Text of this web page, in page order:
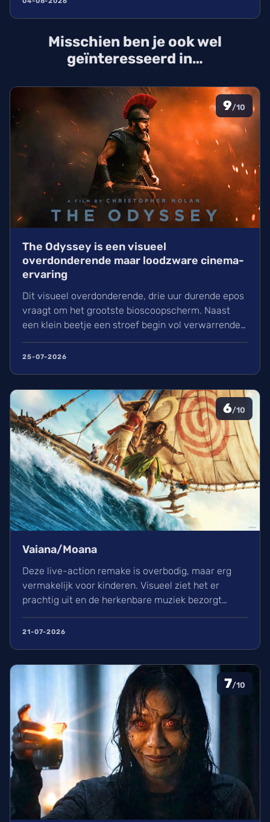
IMAX-release.
Misschien ben je ook wel
geïnteresseerd in…
9/10
The Odyssey is een visueel
overdonderende maar loodzware cinema-
ervaring
Dit visueel overdonderende, drie uur durende epos
vraagt om het grootste bioscoopscherm. Naast
een klein beetje een stroef begin vol verwarrende
flashbacks en wisselend acteerwerk, evolueert de
film in een indrukwekkend epos vol praktische
25-07-2026
6/10
Vaiana/Moana
Deze live-action remake is overbodig, maar erg
vermakelijk voor kinderen. Visueel ziet het er
prachtig uit en de herkenbare muziek bezorgt
kippenvel. Hoewel de lore complex is, zorgt het
avontuur voor een heerlijke ervaring in de
21-07-2026
7/10